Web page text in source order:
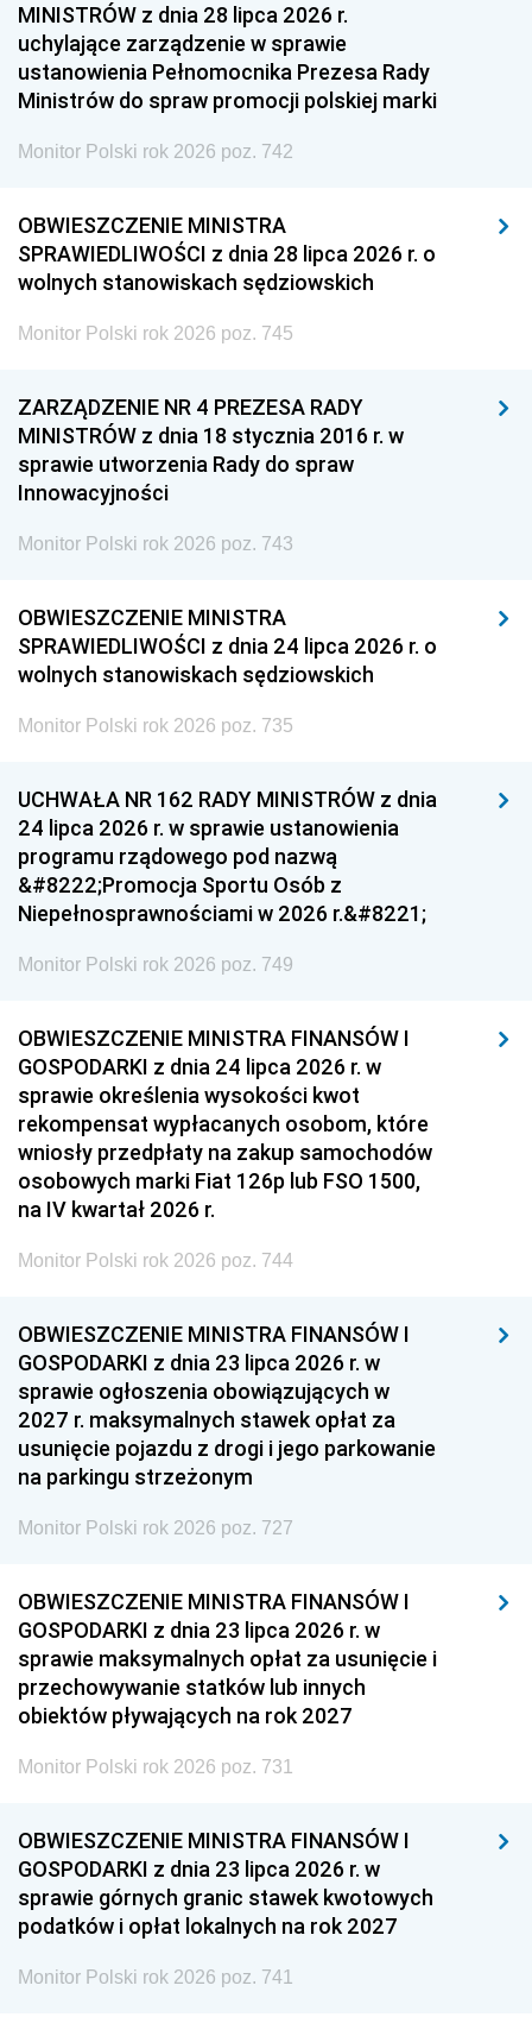
MINISTRÓW z dnia 28 lipca 2026 r.
uchylające zarządzenie w sprawie
ustanowienia Pełnomocnika Prezesa Rady
Ministrów do spraw promocji polskiej marki
Monitor Polski rok 2026 poz. 742
OBWIESZCZENIE MINISTRA
SPRAWIEDLIWOŚCI z dnia 28 lipca 2026 r. o
wolnych stanowiskach sędziowskich
Monitor Polski rok 2026 poz. 745
ZARZĄDZENIE NR 4 PREZESA RADY
MINISTRÓW z dnia 18 stycznia 2016 r. w
sprawie utworzenia Rady do spraw
Innowacyjności
Monitor Polski rok 2026 poz. 743
OBWIESZCZENIE MINISTRA
SPRAWIEDLIWOŚCI z dnia 24 lipca 2026 r. o
wolnych stanowiskach sędziowskich
Monitor Polski rok 2026 poz. 735
UCHWAŁA NR 162 RADY MINISTRÓW z dnia
24 lipca 2026 r. w sprawie ustanowienia
programu rządowego pod nazwą
&#8222;Promocja Sportu Osób z
Niepełnosprawnościami w 2026 r.&#8221;
Monitor Polski rok 2026 poz. 749
OBWIESZCZENIE MINISTRA FINANSÓW I
GOSPODARKI z dnia 24 lipca 2026 r. w
sprawie określenia wysokości kwot
rekompensat wypłacanych osobom, które
wniosły przedpłaty na zakup samochodów
osobowych marki Fiat 126p lub FSO 1500,
na IV kwartał 2026 r.
Monitor Polski rok 2026 poz. 744
OBWIESZCZENIE MINISTRA FINANSÓW I
GOSPODARKI z dnia 23 lipca 2026 r. w
sprawie ogłoszenia obowiązujących w
2027 r. maksymalnych stawek opłat za
usunięcie pojazdu z drogi i jego parkowanie
na parkingu strzeżonym
Monitor Polski rok 2026 poz. 727
OBWIESZCZENIE MINISTRA FINANSÓW I
GOSPODARKI z dnia 23 lipca 2026 r. w
sprawie maksymalnych opłat za usunięcie i
przechowywanie statków lub innych
obiektów pływających na rok 2027
Monitor Polski rok 2026 poz. 731
OBWIESZCZENIE MINISTRA FINANSÓW I
GOSPODARKI z dnia 23 lipca 2026 r. w
sprawie górnych granic stawek kwotowych
podatków i opłat lokalnych na rok 2027
Monitor Polski rok 2026 poz. 741